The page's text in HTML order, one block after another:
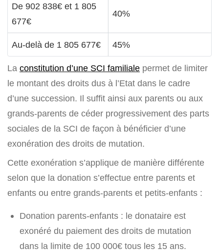
De 902 838€ et 1 805
677€
40%
Au-delà de 1 805 677€ 45%
La constitution d’une SCI familiale permet de limiter
le montant des droits dus à l’Etat dans le cadre
d’une succession. Il suffit ainsi aux parents ou aux
grands-parents de céder progressivement des parts
sociales de la SCI de façon à bénéficier d’une
exonération des droits de mutation.
Cette exonération s’applique de manière différente
selon que la donation s’effectue entre parents et
enfants ou entre grands-parents et petits-enfants :
Donation parents-enfants : le donataire est
exonéré du paiement des droits de mutation
dans la limite de 100 000€ tous les 15 ans.